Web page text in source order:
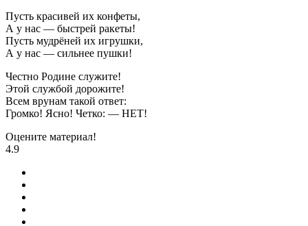
Пусть красивей их конфеты,
А у нас — быстрей ракеты!
Пусть мудрёней их игрушки,
А у нас — сильнее пушки!
Честно Родине служите!
Этой службой дорожите!
Всем врунам такой ответ:
Громко! Ясно! Четко: — НЕТ!
Оцените материал!
4.9